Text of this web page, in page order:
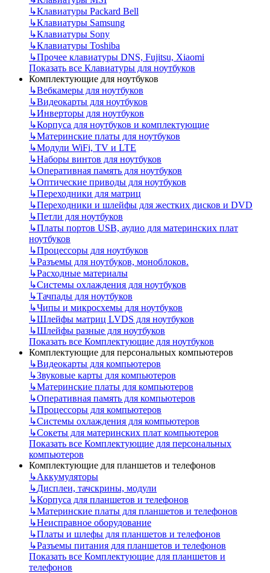
↳Клавиатуры Packard Bell
↳Клавиатуры Samsung
↳Клавиатуры Sony
↳Клавиатуры Toshiba
↳Прочее клавиатуры DNS, Fujitsu, Xiaomi
Показать все Клавиатуры для ноутбуков
Комплектующие для ноутбуков
↳Вебкамеры для ноутбуков
↳Видеокарты для ноутбуков
↳Инверторы для ноутбуков
↳Корпуса для ноутбуков и комплектующие
↳Материнские платы для ноутбуков
↳Модули WiFi, TV и LTE
↳Наборы винтов для ноутбуков
↳Оперативная память для ноутбуков
↳Оптические приводы для ноутбуков
↳Переходники для матриц
↳Переходники и шлейфы для жестких дисков и DVD
↳Петли для ноутбуков
↳Платы портов USB, аудио для материнских плат
ноутбуков
↳Процессоры для ноутбуков
↳Разъемы для ноутбуков, моноблоков.
↳Расходные материалы
↳Системы охлаждения для ноутбуков
↳Тачпады для ноутбуков
↳Чипы и микросхемы для ноутбуков
↳Шлейфы матриц LVDS для ноутбуков
↳Шлейфы разные для ноутбуков
Показать все Комплектующие для ноутбуков
Комплектующие для персональных компьютеров
↳Видеокарты для компьютеров
↳Звуковые карты для компьютеров
↳Материнские платы для компьютеров
↳Оперативная память для компьютеров
↳Процессоры для компьютеров
↳Системы охлаждения для компьютеров
↳Сокеты для материнских плат компьютеров
Показать все Комплектующие для персональных
компьютеров
Комплектующие для планшетов и телефонов
↳Аккумуляторы
↳Дисплеи, тачскрины, модули
↳Корпуса для планшетов и телефонов
↳Материнские платы для планшетов и телефонов
↳Неисправное оборудование
↳Платы и шлефы для планшетов и телефонов
↳Разъемы питания для планшетов и телефонов
Показать все Комплектующие для планшетов и
телефонов